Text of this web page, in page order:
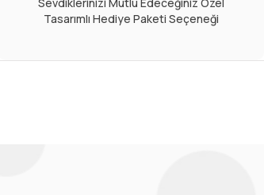
Sevdiklerinizi Mutlu Edeceğiniz Özel
Tasarımlı Hediye Paketi Seçeneği